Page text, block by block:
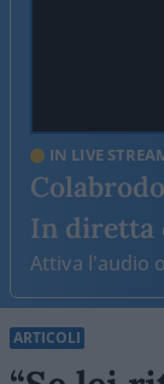
IN LIVE
In diretta
Attiva l'audio
ARTICOLI